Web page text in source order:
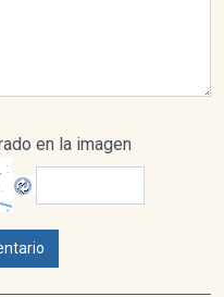
en la imagen